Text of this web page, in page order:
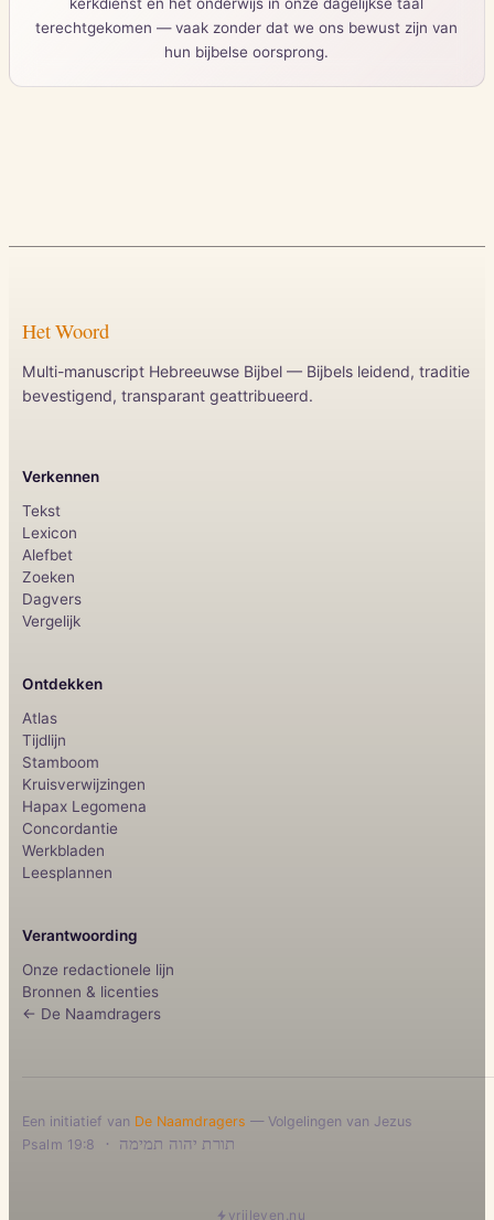
terechtgekomen — vaak zonder dat we ons bewust zijn van
hun bijbelse oorsprong.
Het Woord
Multi-manuscript Hebreeuwse Bijbel — Bijbels leidend, traditie
bevestigend, transparant geattribueerd.
Verkennen
Tekst
Lexicon
Alefbet
Zoeken
Dagvers
Vergelijk
Ontdekken
Atlas
Tijdlijn
Stamboom
Kruisverwijzingen
Hapax Legomena
Concordantie
Werkbladen
Leesplannen
Verantwoording
Onze redactionele lijn
Bronnen & licenties
← De Naamdragers
Een initiatief van De Naamdragers — Volgelingen van Jezus
תורת יהוה תמימה ·
Psalm 19:8
vrijleven.nu